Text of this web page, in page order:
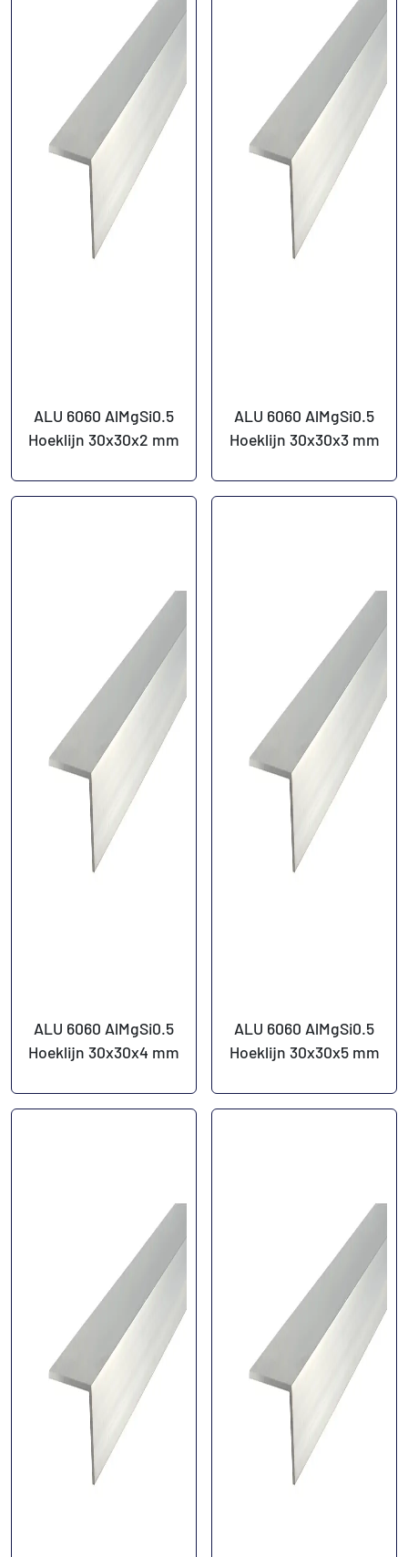
ALU 6060 AlMgSi0.5
Hoeklijn 30x30x2 mm
ALU 6060 AlMgSi0.5
Hoeklijn 30x30x3 mm
ALU 6060 AlMgSi0.5
Hoeklijn 30x30x4 mm
ALU 6060 AlMgSi0.5
Hoeklijn 30x30x5 mm